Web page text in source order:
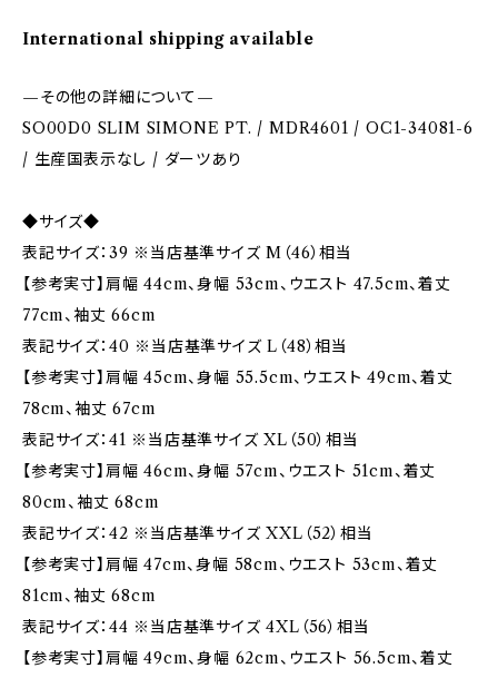
International shipping available
—その他の詳細について—
SO00D0 SLIM SIMONE PT. / MDR4601 / OC1-34081-6
/ 生産国表示なし / ダーツあり
◆サイズ◆
表記サイズ：39 ※当店基準サイズ M（46）相当
【参考実寸】肩幅 44cm、身幅 53cm、ウエスト 47.5cm、着丈
77cm、袖丈 66cm
表記サイズ：40 ※当店基準サイズ L（48）相当
【参考実寸】肩幅 45cm、身幅 55.5cm、ウエスト 49cm、着丈
78cm、袖丈 67cm
表記サイズ：41 ※当店基準サイズ XL（50）相当
【参考実寸】肩幅 46cm、身幅 57cm、ウエスト 51cm、着丈
80cm、袖丈 68cm
表記サイズ：42 ※当店基準サイズ XXL（52）相当
【参考実寸】肩幅 47cm、身幅 58cm、ウエスト 53cm、着丈
81cm、袖丈 68cm
表記サイズ：44 ※当店基準サイズ 4XL（56）相当
【参考実寸】肩幅 49cm、身幅 62cm、ウエスト 56.5cm、着丈